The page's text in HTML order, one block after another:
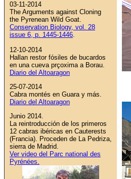
03-11-2014
The Arguments against Cloning
the Pyrenean Wild Goat.
Conservation Biology, vol. 28
issue 6, p. 1445-1446.
12-10-2014
Hallan restor fósiles de bucardos
en una cueva prçoxima a Borau.
Diario del Altoaragon
25-07-2014
Cabra montés en Guara y más.
Diario del Altoaragon
Junio 2014.
La reintroducción de los primeros
12 cabras ibéricas en Cauterests
(Francia). Proceden de La Pedriza,
sierra de Madrid.
Ver video del Parc national des
Pyrénées.